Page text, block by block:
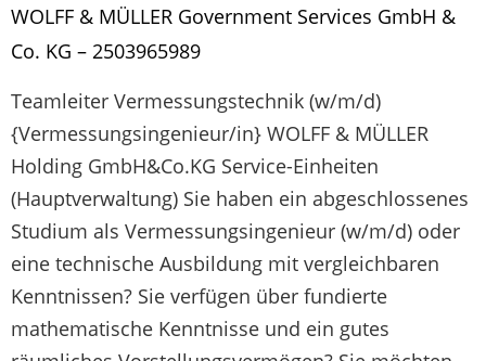
WOLFF & MÜLLER Government Services GmbH &
Co. KG – 2503965989
Teamleiter Vermessungstechnik (w/m/d)
{Vermessungsingenieur/in} WOLFF & MÜLLER
Holding GmbH&Co.KG Service-Einheiten
(Hauptverwaltung) Sie haben ein abgeschlossenes
Studium als Vermessungsingenieur (w/m/d) oder
eine technische Ausbildung mit vergleichbaren
Kenntnissen? Sie verfügen über fundierte
mathematische Kenntnisse und ein gutes